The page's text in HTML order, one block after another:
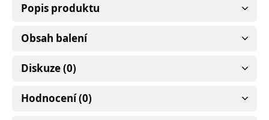
Popis produktu
Obsah balení
Diskuze (0)
Hodnocení (0)